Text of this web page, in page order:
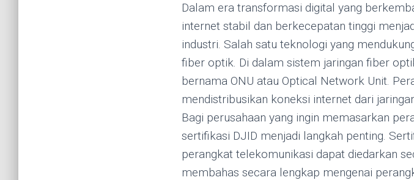
Dalam era transformasi digital yang
internet stabil dan berkecepatan tinggi
industri. Salah satu teknologi yang
fiber optik. Di dalam sistem jaringan fiber
bernama ONU atau Optical Network Unit.
mendistribusikan koneksi internet dari
Bagi perusahaan yang ingin memasarkan
sertifikasi DJID menjadi langkah penting.
perangkat telekomunikasi dapat diedarkan
membahas secara lengkap mengenai